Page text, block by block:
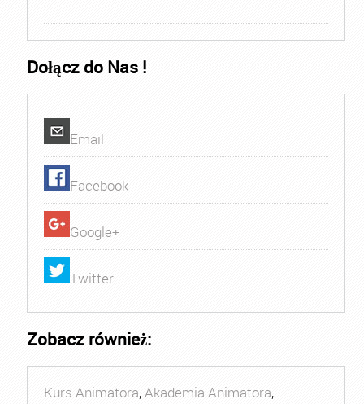
Dołącz do Nas !
Email
Facebook
Google+
Twitter
Zobacz również:
Kurs Animatora,Akademia Animatora,